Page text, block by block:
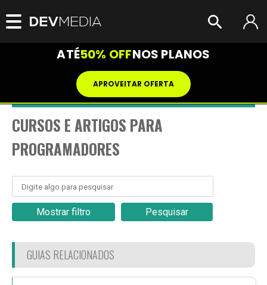
ATÉ50% OFFNOS PLANOS
APROVEITAR OFERTA
CURSOS E ARTIGOS PARA
PROGRAMADORES
Pesquisar
Mostrar filtro
GUIAS RELACIONADOS